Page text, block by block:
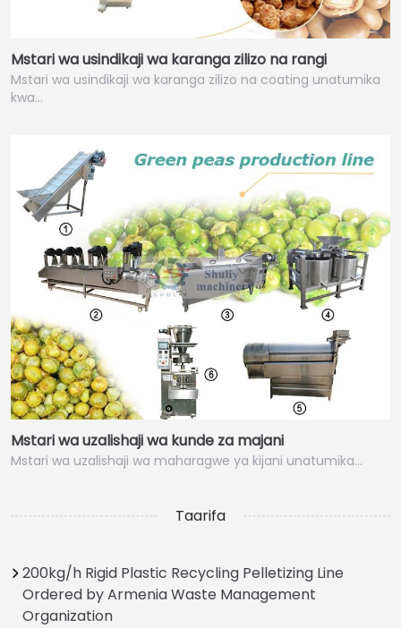
Mstari wa usindikaji wa karanga zilizo na rangi
Mstari wa usindikaji wa karanga zilizo na coating unatumika
kwa…
Mstari wa uzalishaji wa kunde za majani
Mstari wa uzalishaji wa maharagwe ya kijani unatumika…
Taarifa
200kg/h Rigid Plastic Recycling Pelletizing Line
Ordered by Armenia Waste Management
Organization